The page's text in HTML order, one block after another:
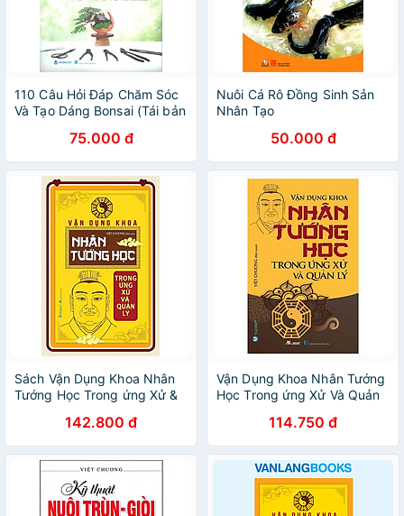
110 Câu Hỏi Đáp Chăm Sóc
Và Tạo Dáng Bonsai (Tái bản
75.000 đ
Nuôi Cá Rô Đồng Sinh Sản
Nhân Tạo
50.000 đ
Sách Vận Dụng Khoa Nhân
Tướng Học Trong ứng Xử &
142.800 đ
Vận Dụng Khoa Nhân Tướng
Học Trong ứng Xử Và Quản
114.750 đ